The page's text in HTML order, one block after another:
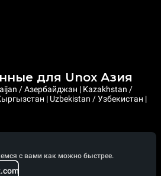
для Unox Азия
/ Азербайджан | Kazakhstan /
| Uzbekistan / Узбекистан |
с вами как можно быстрее.